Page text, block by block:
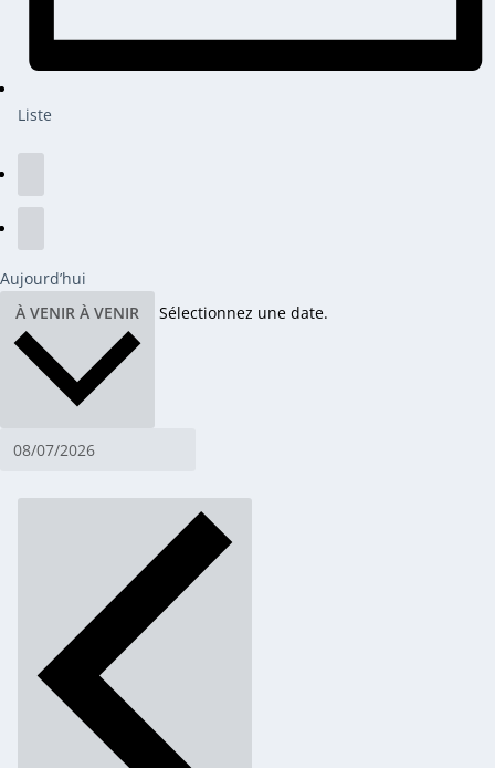
Liste
Aujourd’hui
À VENIR À VENIR Sélectionnez une date.